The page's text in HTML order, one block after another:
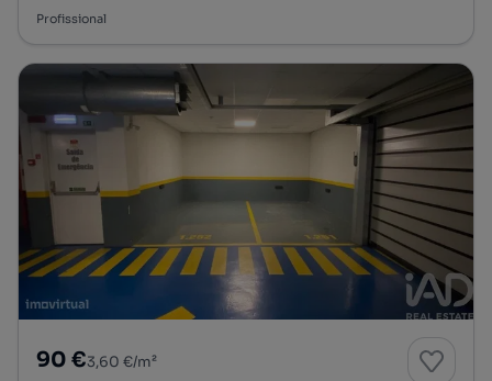
Profissional
90 €3,60 €/m²